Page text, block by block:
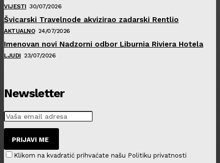
VIJESTI 30/07/2026
Švicarski Travelnode akvizirao zadarski Rentlio
AKTUALNO 24/07/2026
Imenovan novi Nadzorni odbor Liburnia Riviera Hotela
LJUDI 23/07/2026
Newsletter
PRIJAVI ME
Klikom na kvadratić prihvaćate našu Politiku privatnosti